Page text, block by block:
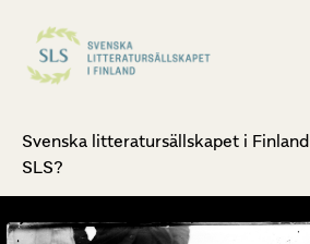
Svenska litteratursällskapet i Finland
SLS?